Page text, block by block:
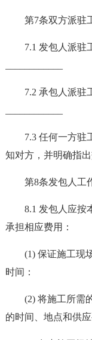
第7条双方派驻
7.1 发包人派驻
7.2 承包人派驻
7.3 任何一方驻
知对方，并明确指出
第8条发包人工
8.1 发包人应按
承担相应费用：
(1) 保证施工现
时间：
(2) 将施工所需
的时间、地点和供应